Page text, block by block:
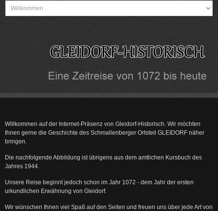
Willkommen auf der Internet-Präsenz von Gleidorf-Historisch. Wir möchten
Ihnen gerne die Geschichte des Schmallenberger Ortsteil GLEIDORF näher
bringen.
Die nachfolgende Abbildung ist übrigens aus dem amtlichen Kursbuch des
Jahres 1944.
Unsere Reise beginnt jedoch schon im Jahr 1072 - dem Jahr der ersten
urkundlichen Erwähnung von Gleidorf.
Wir wünschen Ihnen viel Spaß auf den Seiten und freuen uns über jede Art von